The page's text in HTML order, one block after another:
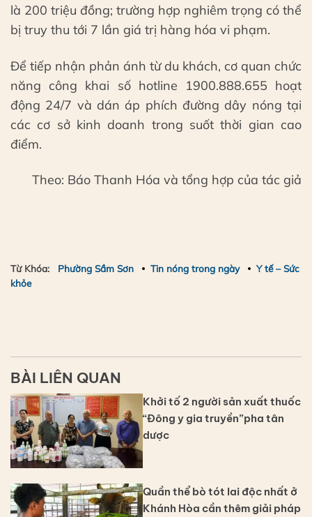
là 200 triệu đồng; trường hợp nghiêm trọng có thể
bị truy thu tới 7 lần giá trị hàng hóa vi phạm.
Để tiếp nhận phản ánh từ du khách, cơ quan chức
năng công khai số hotline 1900.888.655 hoạt
động 24/7 và dán áp phích đường dây nóng tại
các cơ sở kinh doanh trong suốt thời gian cao
điểm.
Theo: Báo Thanh Hóa và tổng hợp của tác giả
Từ Khóa: Phường Sầm Sơn Tin nóng trong ngày
Y tế – Sức
khỏe
BÀI LIÊN QUAN
Khởi tố 2 người sản xuất thuốc
“Đông y gia truyền”pha tân
dược
Quần thể bò tót lai độc nhất ở
Khánh Hòa cần thêm giải pháp